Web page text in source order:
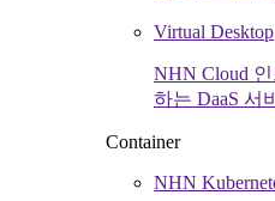
Virtual Desktop
NHN Cloud
하는 DaaS 서
Container
NHN